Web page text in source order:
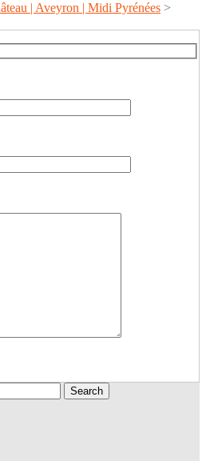
| Aveyron | Midi Pyrénées >